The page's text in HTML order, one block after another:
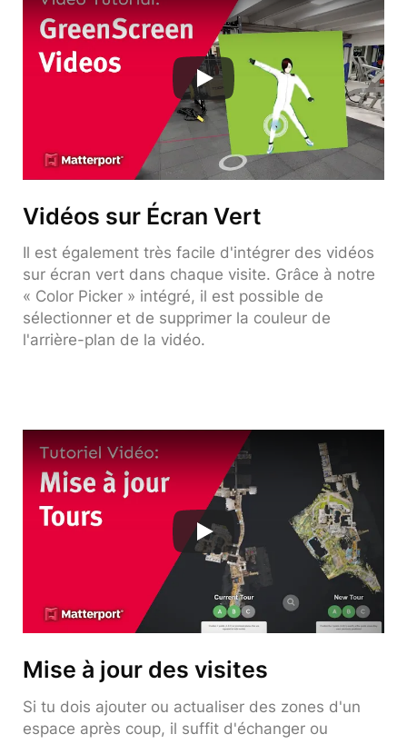
Vidéos sur Écran Vert
Il est également très facile d'intégrer des vidéos
sur écran vert dans chaque visite. Grâce à notre
« Color Picker » intégré, il est possible de
sélectionner et de supprimer la couleur de
l'arrière-plan de la vidéo.
Mise à jour des visites
Si tu dois ajouter ou actualiser des zones d'un
espace après coup, il suffit d'échanger ou